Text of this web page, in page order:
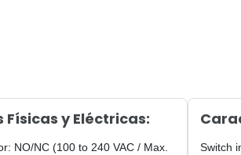
y Eléctricas:
NO/NC (100 to 240 VAC / Max.
Switch